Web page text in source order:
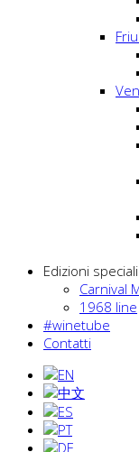
Edizioni speciali
Carnival
1968 line
#winetube
Contatti